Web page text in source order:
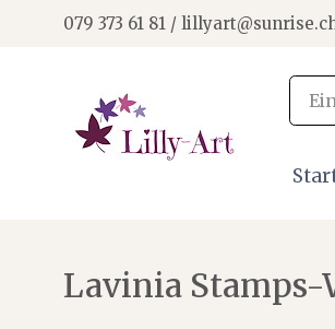
079 373 61 81 /
Lavinia Stamps-